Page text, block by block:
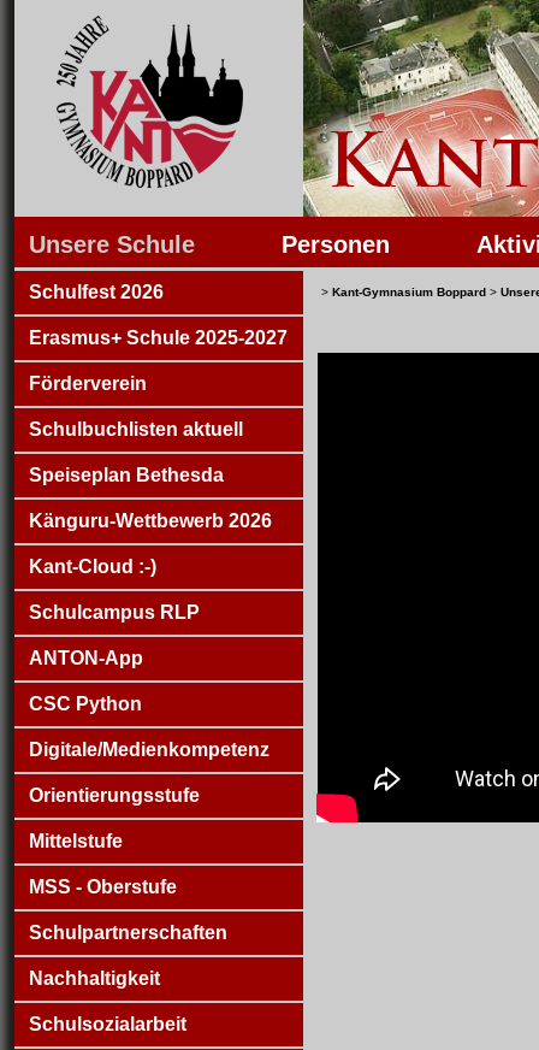
Unsere Schule Personen
Schulfest 2026
Erasmus+ Schule 2025-2027
Förderverein
Schulbuchlisten aktuell
Speiseplan Bethesda
Känguru-Wettbewerb 2026
Kant-Cloud :-)
Schulcampus RLP
ANTON-App
CSC Python
Digitale/Medienkompetenz
Orientierungsstufe
Mittelstufe
MSS - Oberstufe
Schulpartnerschaften
Nachhaltigkeit
Schulsozialarbeit
> Kant-Gymnasium Boppard >